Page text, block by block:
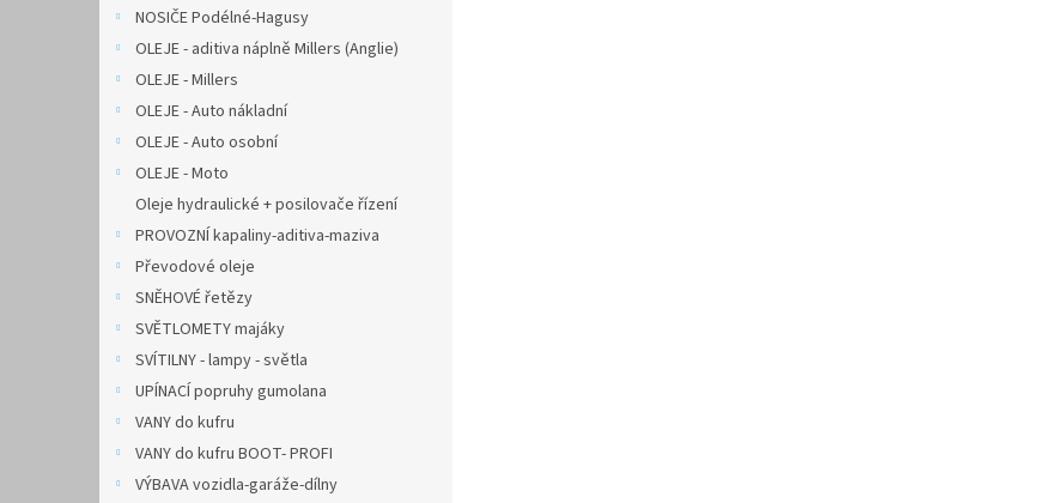
NOSIČE Podélné-Hagusy
OLEJE - aditiva náplně Millers (Anglie)
OLEJE - Millers
OLEJE - Auto nákladní
OLEJE - Auto osobní
OLEJE - Moto
Oleje hydraulické + posilovače řízení
PROVOZNÍ kapaliny-aditiva-maziva
Převodové oleje
SNĚHOVÉ řetězy
SVĚTLOMETY majáky
SVÍTILNY - lampy - světla
UPÍNACÍ popruhy gumolana
VANY do kufru
VANY do kufru BOOT- PROFI
VÝBAVA vozidla-garáže-dílny